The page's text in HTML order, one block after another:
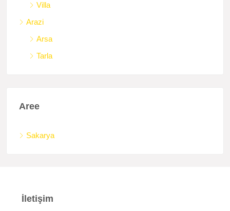
Villa
Arazi
Arsa
Tarla
Aree
Sakarya
İletişim